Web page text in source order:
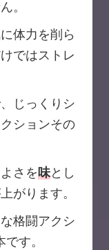
。
体力を削ら
ではストレ
じっくりシ
ションその
さを味とし
がります。
格闘アクシ
す。